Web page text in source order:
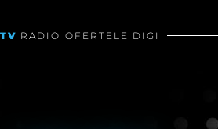
RADIO OFERTELE DIGI